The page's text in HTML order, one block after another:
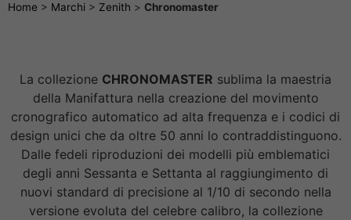
Home > Marchi > Zenith > Chronomaster
La collezione CHRONOMASTER sublima la maestria
della Manifattura nella creazione del movimento
cronografico automatico ad alta frequenza e i codici di
design unici che da oltre 50 anni lo contraddistinguono.
Dalle fedeli riproduzioni dei modelli più emblematici
degli anni Sessanta e Settanta al raggiungimento di
nuovi standard di precisione al 1/10 di secondo nella
versione evoluta del celebre calibro, la collezione